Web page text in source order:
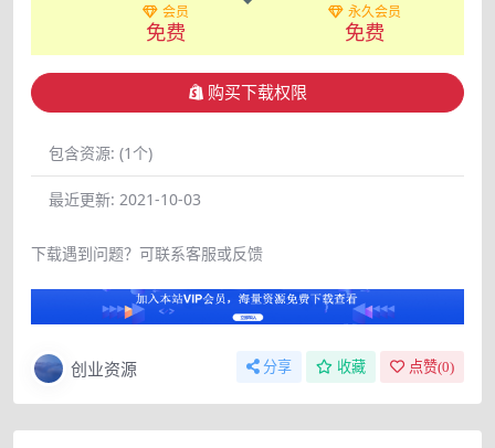
会员
免费
永久会员
免费
购买下载权限
包含资源: (1个)
最近更新: 2021-10-03
下载遇到问题？可联系客服或反馈
创业资源 分享 收藏 点赞(0)